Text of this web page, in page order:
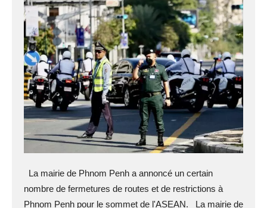
La mairie de Phnom Penh a annoncé un certain
nombre de fermetures de routes et de restrictions à
Phnom Penh pour le sommet de l'ASEAN. La mairie de